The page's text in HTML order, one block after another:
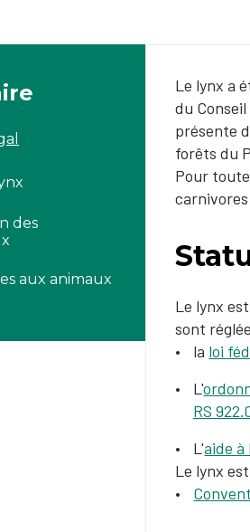
des
aux animaux
Le lynx a
du
présente
forêts du
​Pour
Le lynx
sont
​la loi
L'
RS
L'aide à
Le lynx